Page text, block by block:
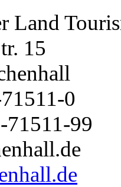
Land
15
0
71511-99